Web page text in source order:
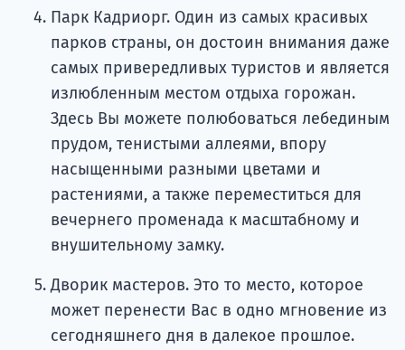
Парк Кадриорг. Один из самых красивых
парков страны, он достоин внимания даже
самых привередливых туристов и является
излюбленным местом отдыха горожан.
Здесь Вы можете полюбоваться лебединым
прудом, тенистыми аллеями, впору
насыщенными разными цветами и
растениями, а также переместиться для
вечернего променада к масштабному и
внушительному замку.
Дворик мастеров. Это то место, которое
может перенести Вас в одно мгновение из
сегодняшнего дня в далекое прошлое.